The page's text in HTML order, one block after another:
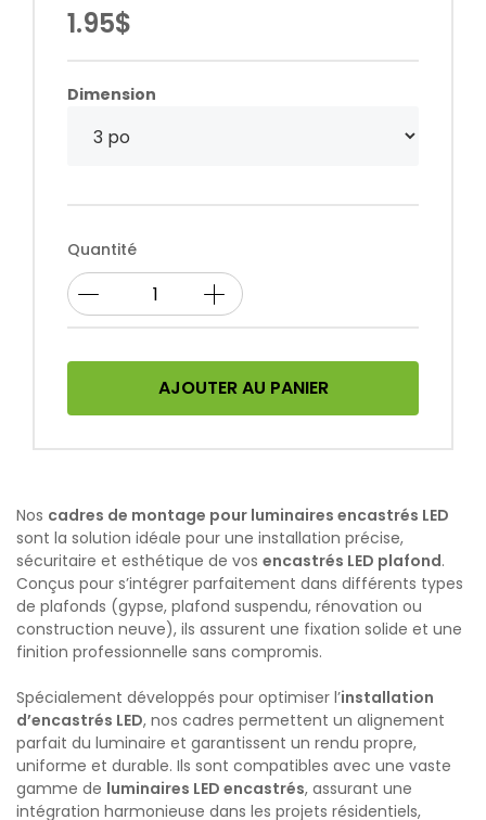
1.95$
Dimension
Quantité
AJOUTER AU PANIER
Nos cadres de montage pour luminaires encastrés LED
sont la solution idéale pour une installation précise,
sécuritaire et esthétique de vos encastrés LED plafond.
Conçus pour s’intégrer parfaitement dans différents types
de plafonds (gypse, plafond suspendu, rénovation ou
construction neuve), ils assurent une fixation solide et une
finition professionnelle sans compromis.
Spécialement développés pour optimiser l’installation
d’encastrés LED, nos cadres permettent un alignement
parfait du luminaire et garantissent un rendu propre,
uniforme et durable. Ils sont compatibles avec une vaste
gamme de luminaires LED encastrés, assurant une
intégration harmonieuse dans les projets résidentiels,